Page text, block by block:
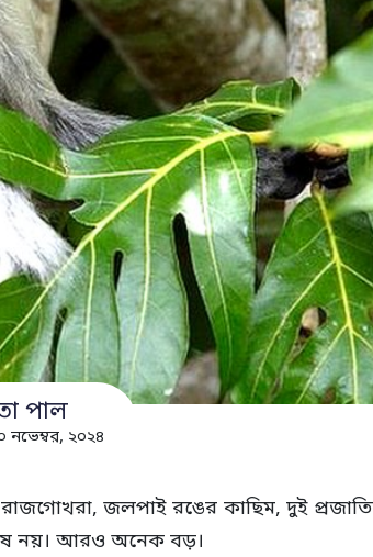
পাল
২০২৪
জলপাই রঙের কাছিম, দুই
শেষ নয়। আরও অনেক বড়।